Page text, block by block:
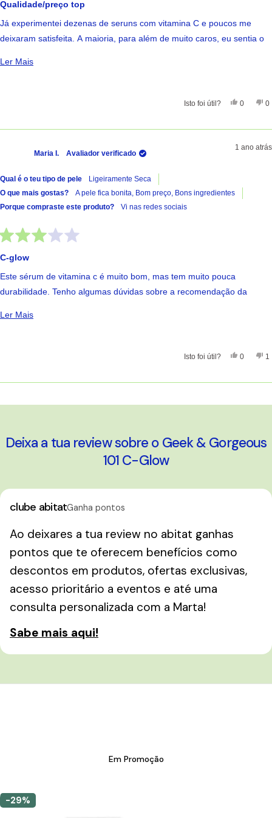
Qualidade/preço top
Já experimentei dezenas de seruns com vitamina C e poucos me
deixaram satisfeita. A maioria, para além de muito caros, eu sentia o
resultar, atenuando as manchas do melasma e deixando a pele mais
Ler MaisLer Mais Sobre Esta Avaliação
Isto foi útil? Sim,
0 0
Maria I. Avaliador verificado
1 ano atrás
Qual é o teu tipo de pele
Ligeiramente Seca
O que mais gostas?
A pele fica bonita, Bom preço, Bons ingredientes
Porque compraste este produto?
Vi nas redes sociais
C-glow
Este sérum de vitamina c é muito bom, mas tem muito pouca
durabilidade. Tenho algumas dúvidas sobre a recomendação da
própria formulação... não voltei a comprar
Ler MaisLer Mais Sobre Esta Avaliação
Isto foi útil? Sim,
0 1
Deixa a tua review sobre o Geek & Gorgeous
101 C-Glow
clube abitatGanha pontos
Ao deixares a tua review no abitat ganhas
pontos que te oferecem benefícios como
descontos em produtos, ofertas exclusivas,
acesso prioritário a eventos e até uma
consulta personalizada com a Marta!
Sabe mais aqui!
Em Promoção
-29%